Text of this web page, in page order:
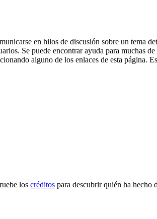
en hilos de discusión sobre un tema
Se puede encontrar ayuda para muchas de
alguno de los enlaces de esta página.
los créditos para descubrir quién ha hecho